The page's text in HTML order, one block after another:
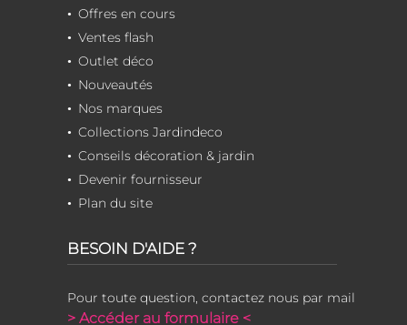
Offres en cours
Ventes flash
Outlet déco
Nouveautés
Nos marques
Collections Jardindeco
Conseils décoration & jardin
Devenir fournisseur
Plan du site
BESOIN D'AIDE ?
Pour toute question, contactez nous par mail
> Accéder au formulaire <